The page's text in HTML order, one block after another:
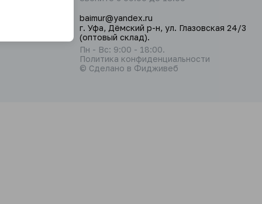
baimur@yandex.ru
г. Уфа, Дёмский р-н, ул. Глазовская 24/3
(оптовый склад).
Пн - Вс: 9:00 - 18:00.
Политика конфиденциальности
© Сделано в Фидживеб